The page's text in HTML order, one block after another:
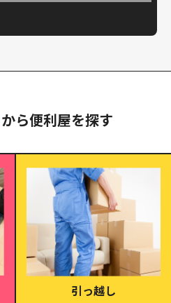
から便利屋を探す
引っ越し